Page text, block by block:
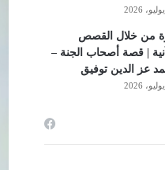
من خلال القصص
| قصة أصحاب الجنة –
عز الدين توفيق